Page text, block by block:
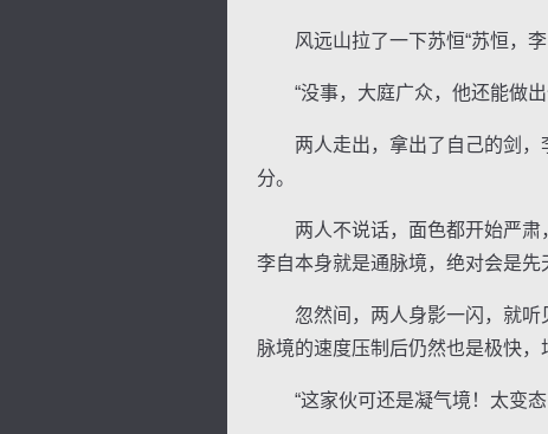
风远山拉了一下苏恒“苏恒，李
“没事，大庭广众，他还能做出
两人走出，拿出了自己的剑，
分。
两人不说话，面色都开始严肃
李自本身就是通脉境，绝对会是先
忽然间，两人身影一闪，就听
脉境的速度压制后仍然也是极快，
“这家伙可还是凝气境！太变态